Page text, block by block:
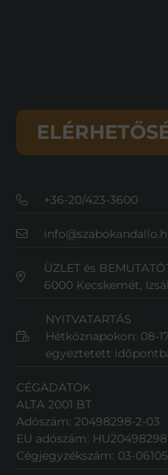
+36-20/423-3600
info@
ÜZLET és
6000 Kecskemét,
NYITVATARTÁS
Hétköznapokon: 08-
egyeztetett
CÉGADATOK
ALTA 2001 BT
Adószám: 20498298-2-03
EU adószám: HU20498298
Cégjegyzékszám: 03-